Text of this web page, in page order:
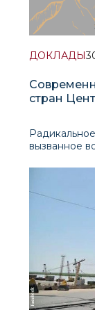
ДОКЛАДЫ
стран
вызванное
дальнейшем
об участии
Оценки